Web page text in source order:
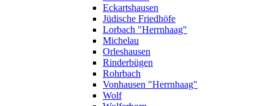
Eckartshausen
Jüdische Friedhöfe
Lorbach "Herrnhaag"
Michelau
Orleshausen
Rinderbügen
Rohrbach
Vonhausen "Herrnhaag"
Wolf